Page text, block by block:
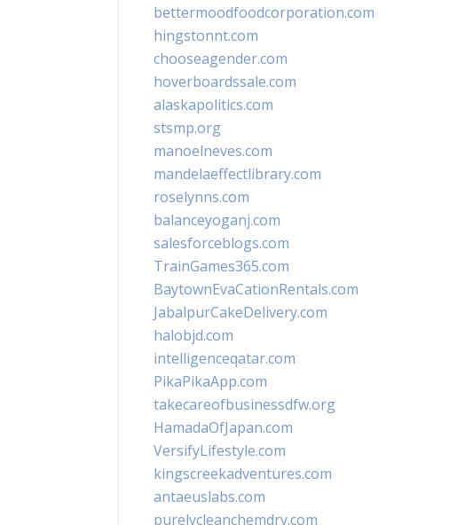
bettermoodfoodcorporation.com
hingstonnt.com
chooseagender.com
hoverboardssale.com
alaskapolitics.com
stsmp.org
manoelneves.com
mandelaeffectlibrary.com
roselynns.com
balanceyoganj.com
salesforceblogs.com
TrainGames365.com
BaytownEvaCationRentals.com
JabalpurCakeDelivery.com
halobjd.com
intelligenceqatar.com
PikaPikaApp.com
takecareofbusinessdfw.org
HamadaOfJapan.com
VersifyLifestyle.com
kingscreekadventures.com
antaeuslabs.com
purelycleanchemdry.com